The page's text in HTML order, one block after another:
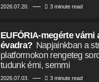
2026.07.20. 3 minute read
EUFÓRIA-megérte várni
évadra? Napjainkban a
platformokon rengeteg
tudunk érni, semmi
2026.07.03. 3 minute read